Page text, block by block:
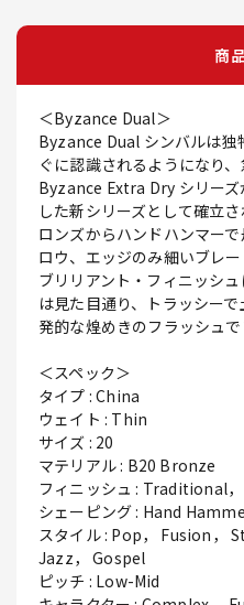
商
＜Byzance Dual＞
Byzance Dual シンバルは独
ぐに認識されるようになり
Byzance Extra Dry シリー
した新シリーズとして確立
ロンズからハンドハンマー
ロウ、エッジのみ細いブレ
ブリリアント・フィニッシ
は見た目通り、トラッシー
発的な煌めきのフラッシュで
＜スペック＞
タイプ : China
ウェイト : Thin
サイズ : 20
マテリアル : B20 Bronze
フィニッシュ : Traditional
シェーピング : Hand
スタイル : Pop， Fusion，
Jazz， Gospel
ピッチ : Low-Mid